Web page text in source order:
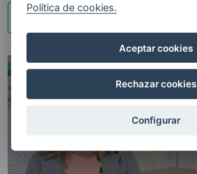
ver recurso
Política de cookies.
Aceptar cookies
Rechazar cookies
Configurar